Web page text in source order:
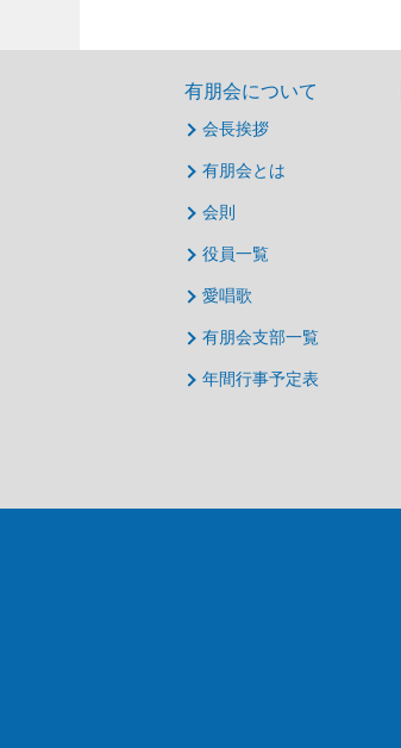
有朋会について
会長挨拶
有朋会とは
会則
役員一覧
愛唱歌
有朋会支部一覧
年間行事予定表